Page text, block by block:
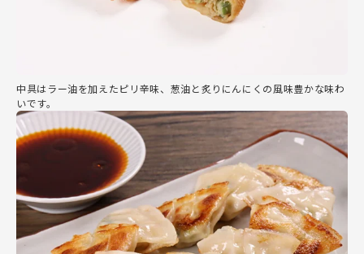
中具はラー油を加えたピリ辛味、葱油と炙りにんにくの風味豊かな味わ
いです。